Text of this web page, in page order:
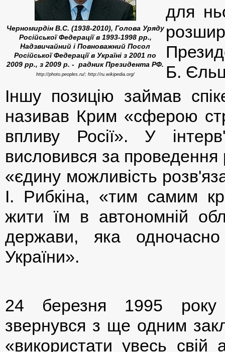
Черномирдін В.С. (1938-2010), Голова Уряду
Російської Федерації в 1993-1998 рр.,
Надзвичайний і Повноважний Посол
Російської Федерації в Україні з 2001 по
2009 рр., з 2009 р. - радник Президента РФ.
http://photo.peoples.ru/; http://ru.wikipedia.org/
для
Б.
Іншу позицію займав
називав Крим «сферою
впливу Росії». У
висловився за
«єдину можливість
І. Рибкіна, «тим самим
жити їм в автономній
держави, яка
України».
24 березня 1995
звернувся з ще одним
«використати увесь свій